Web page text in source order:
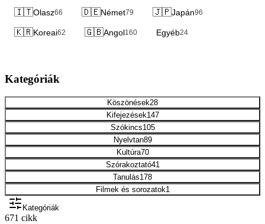
🇮🇹Olasz66 🇩🇪Német79 🇯🇵Japán96
🇰🇷Koreai62 🇬🇧Angol160 Egyéb24
Kategóriák
Köszönések28
Kifejezések147
Szókincs105
Nyelvtan89
Kultúra70
Szórakoztató41
Tanulás178
Filmek és sorozatok1
Kategóriák
671 cikk